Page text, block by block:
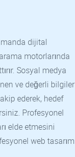
dijital
motorlarında
Sosyal medya
ve değerli bilgiler
ederek, hedef
Profesyonel
elde etmesini
web tasarım